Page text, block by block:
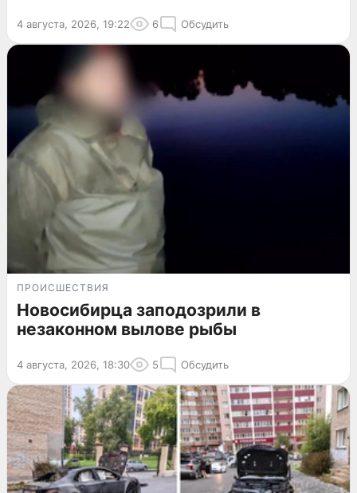
4 августа, 2026, 19:22 6 Обсудить
ПРОИСШЕСТВИЯ
Новосибирца заподозрили в
незаконном вылове рыбы
4 августа, 2026, 18:30 5 Обсудить